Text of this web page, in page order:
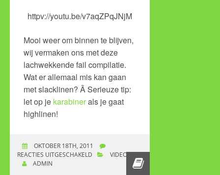
httpv://youtu.be/v7aqZPqJNjM
Mooi weer om binnen te blijven,
wij vermaken ons met deze
lachwekkende fail compilatie.
Wat er allemaal mis kan gaan
met slacklinen? Â Serieuze tip:
let op je karabinerals je gaat
highlinen!
OKTOBER 18TH, 2011
REACTIES UITGESCHAKELD VOOR SLACKLINE
FAIL COMPILATION
VIDEO
ADMIN